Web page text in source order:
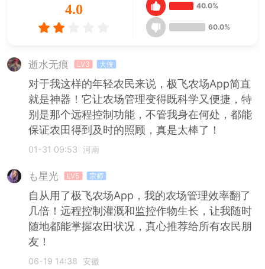
4.0 40.0%
60.0%
逝水无痕 LV3 大侠
对于我这样的年轻农民来说，极飞农场App简直
就是神器！它让农场管理变得既科学又便捷，特
别是那个远程控制功能，不管我身在何处，都能
保证农田得到及时的照顾，真是太棒了！
01-31 09:53 河南
も星光 LV5 宗师
自从用了极飞农场App，我的农场管理效率翻了
几倍！远程控制灌溉和监控作物生长，让我随时
随地都能掌握农田状况，真心推荐给所有农民朋
友！
06-19 14:38 安徽